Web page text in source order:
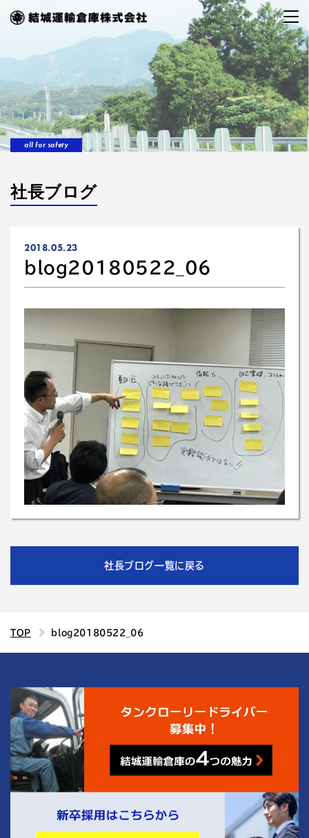
all for safety
社長ブログ
2018.05.23
blog20180522_06
社長ブログ一覧に戻る
TOP blog20180522_06
結城運輸倉庫の4